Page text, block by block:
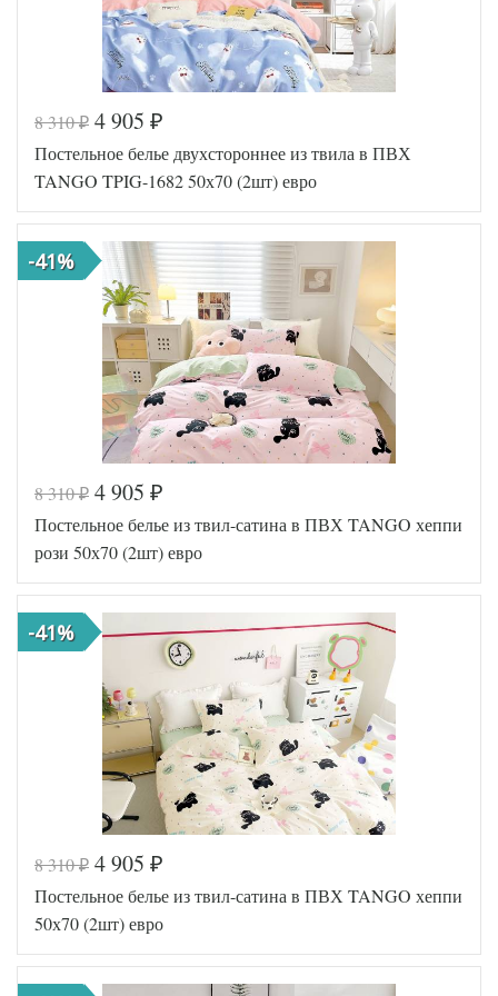
Код товара
577-873
Артикул
TT1242
28
Размер
пододеяльника 200х220
Размер
простыни
230х250
50х70
(2шт)
Производитель
Tango
(Китай)
Код товара
559-198
Артикул
TT1084
Ткань
Твил
Размер
пододеяльника 200х220
Размер
простыни
230х250
50х70
(2шт)
Производитель
Tango
(Китай)
8 310₽ 4 905 ₽
Постельное белье двухстороннее из твила в ПВХ
TANGO TPIG-1682 50х70 (2шт) евро
-41%
Код товара
577-942
Артикул
TT1238
Размер
пододеяльника 200х220
8 310₽ 4 905 ₽
Постельное белье из твил-сатина в ПВХ TANGO хеппи
рози 50х70 (2шт) евро
-41%
8 310₽ 4 905 ₽
Постельное белье из твил-сатина в ПВХ TANGO хеппи
50х70 (2шт) евро